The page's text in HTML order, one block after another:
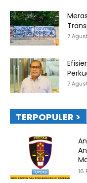
7
7
TERPOPULER >
16